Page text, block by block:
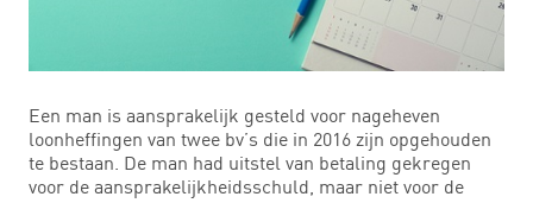
Een man is aansprakelijk gesteld voor nageheven
loonheffingen van twee bv’s die in 2016 zijn opgehouden
te bestaan. De man had uitstel van betaling gekregen
voor de aansprakelijkheidsschuld, maar niet voor de